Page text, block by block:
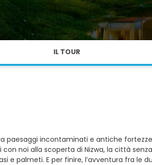
IL TOUR
incontaminati e antiche
noi alla scoperta di Nizwa, la città
e palmeti. E per finire, l’avventura fra